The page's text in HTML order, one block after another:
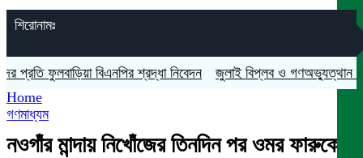
শিরোনামঃ
ফুলবাড়িয়া বিএনপির শ্রদ্ধা নিবেদন জুলাই বিপ্লব ও গণঅভ্যুত্থান দিবস
Home
গণমাধ্যম
নওগাঁর মান্দায় নিখোঁজের তিনদিন পর ওমর ফারুকের